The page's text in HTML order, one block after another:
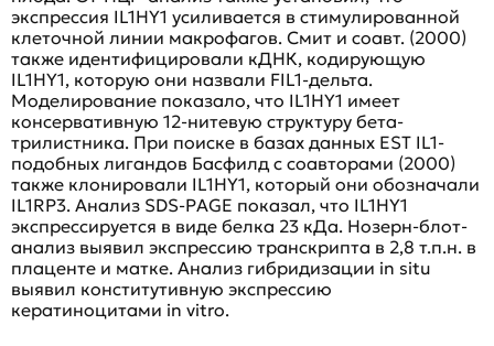
экспрессия IL1HY1 усиливается в стимулированной
клеточной линии макрофагов. Смит и соавт. (2000)
также идентифицировали кДНК, кодирующую
IL1HY1, которую они назвали FIL1-дельта.
Моделирование показало, что IL1HY1 имеет
консервативную 12-нитевую структуру бета-
трилистника. При поиске в базах данных EST IL1-
подобных лигандов Басфилд с соавторами (2000)
также клонировали IL1HY1, который они обозначали
IL1RP3. Анализ SDS-PAGE показал, что IL1HY1
экспрессируется в виде белка 23 кДа. Нозерн-блот-
анализ выявил экспрессию транскрипта в 2,8 т.п.н. в
плаценте и матке. Анализ гибридизации in situ
выявил конститутивную экспрессию
кератиноцитами in vitro.